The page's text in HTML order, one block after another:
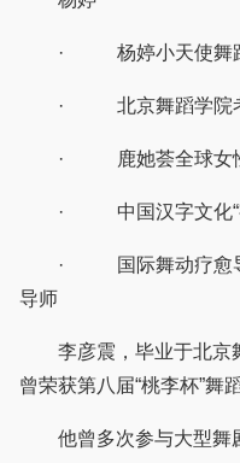
· 杨婷小天使舞蹈
· 北京舞蹈学院考
· 鹿她荟全球女性
· 中国汉字文化“字
· 国际舞动疗愈导师
导师
李彦震，毕业于北京舞
曾荣获第八届“桃李杯”舞
他曾多次参与大型舞